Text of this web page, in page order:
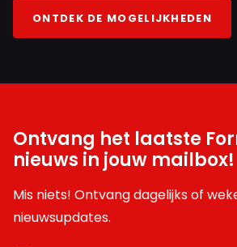
ONTDEK DE MOGELIJKHEDEN
Ontvang het laatste
nieuws in jouw mailbox!
Mis niets! Ontvang dagelijks of
nieuwsupdates.